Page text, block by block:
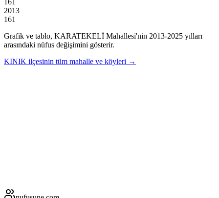
2013
161
Grafik ve tablo, KARATEKELİ Mahallesi'nin 2013-2025 yılları
arasındaki nüfus değişimini gösterir.
KINIK ilçesinin tüm mahalle ve köyleri →